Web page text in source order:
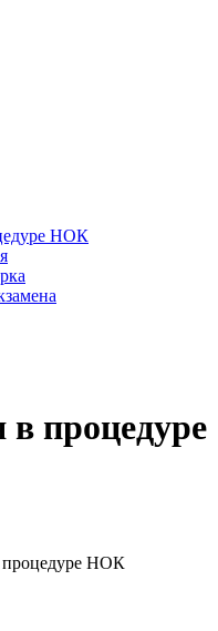
НОК
процедуре
процедуре НОК